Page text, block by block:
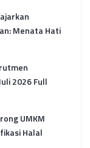
Menata Hati
2026 Full
UMKM
Halal